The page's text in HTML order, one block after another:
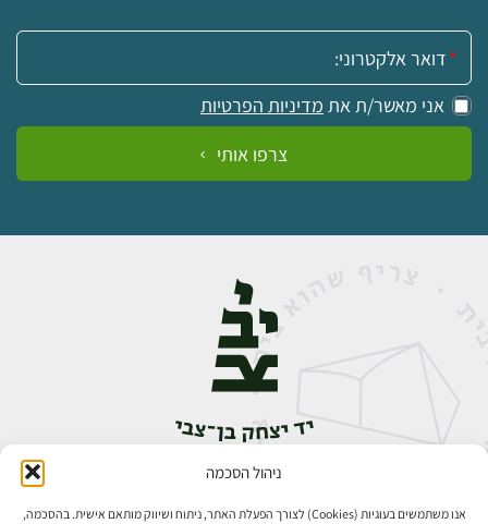
ניהול הסכמה
אנו משתמשים בעוגיות (Cookies) לצורך הפעלת האתר, ניתוח ושיווק מותאם אישית. בהסכמה,
אימייל:
אני מאשר/ת את מדיניות הפרטיות
צרפו אותי
אבן גבירול 14, רחביה, ירושלים